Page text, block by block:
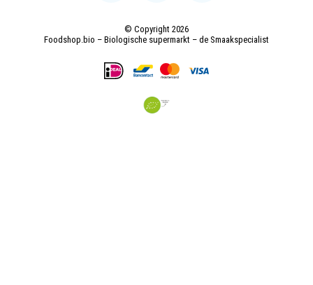
© Copyright 2026
Foodshop.bio – Biologische supermarkt – de Smaakspecialist